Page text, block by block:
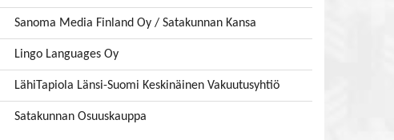
Sanoma Media Finland Oy / Satakunnan Kansa
Lingo Languages Oy
LähiTapiola Länsi-Suomi Keskinäinen Vakuutusyhtiö
Satakunnan Osuuskauppa